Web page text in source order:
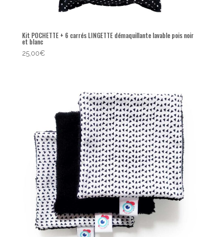
Kit POCHETTE + 6 carrés LINGETTE démaquillante lavable pois noir
et blanc
25,00€